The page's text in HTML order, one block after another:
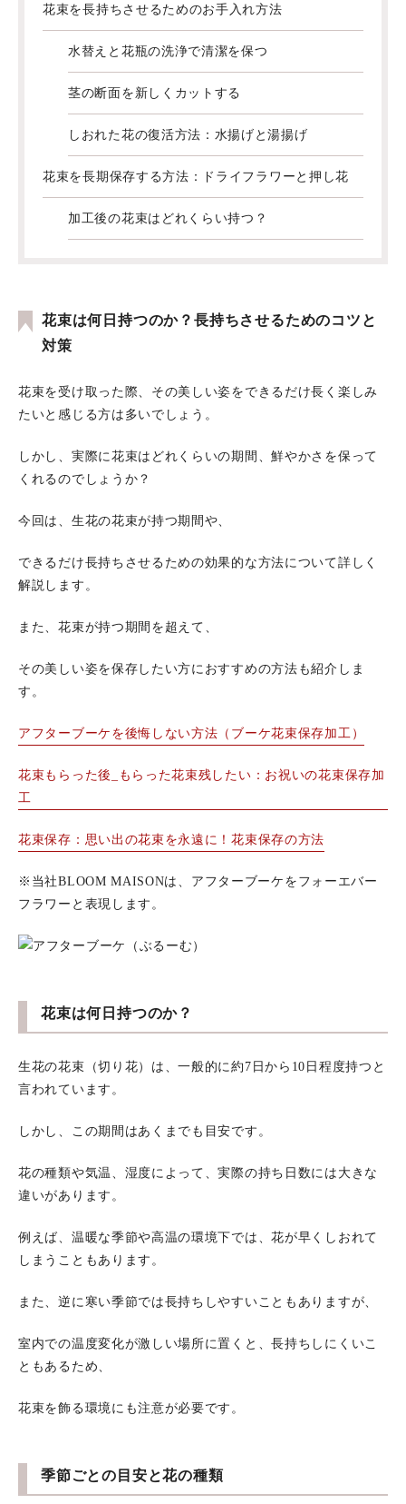
花束を長持ちさせるためのお手入れ方法
水替えと花瓶の洗浄で清潔を保つ
茎の断面を新しくカットする
しおれた花の復活方法：水揚げと湯揚げ
花束を長期保存する方法：ドライフラワーと押し花
加工後の花束はどれくらい持つ？
花束は何日持つのか？長持ちさせるためのコツと
対策
花束を受け取った際、その美しい姿をできるだけ長く楽しみ
たいと感じる方は多いでしょう。
しかし、実際に花束はどれくらいの期間、鮮やかさを保って
くれるのでしょうか？
今回は、生花の花束が持つ期間や、
できるだけ長持ちさせるための効果的な方法について詳しく
解説します。
また、花束が持つ期間を超えて、
その美しい姿を保存したい方におすすめの方法も紹介しま
す。
アフターブーケを後悔しない方法（ブーケ花束保存加工）
花束もらった後_もらった花束残したい：お祝いの花束保存加
工
花束保存：思い出の花束を永遠に！花束保存の方法
※当社BLOOM MAISONは、アフターブーケをフォーエバー
フラワーと表現します。
花束は何日持つのか？
生花の花束（切り花）は、一般的に約7日から10日程度持つと
言われています。
しかし、この期間はあくまでも目安です。
花の種類や気温、湿度によって、実際の持ち日数には大きな
違いがあります。
例えば、温暖な季節や高温の環境下では、花が早くしおれて
しまうこともあります。
また、逆に寒い季節では長持ちしやすいこともありますが、
室内での温度変化が激しい場所に置くと、長持ちしにくいこ
ともあるため、
花束を飾る環境にも注意が必要です。
季節ごとの目安と花の種類